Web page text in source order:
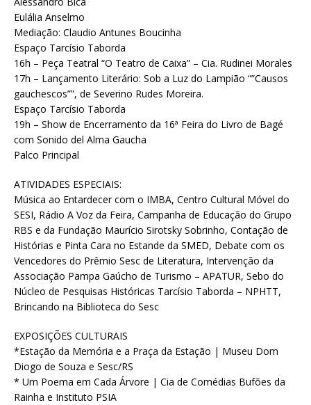
Eulália Anselmo
Mediação: Claudio Antunes Boucinha
Espaço Tarcísio Taborda
16h – Peça Teatral “O Teatro de Caixa” – Cia. Rudinei Morales
17h – Lançamento Literário: Sob a Luz do Lampião “”Causos
gauchescos””, de Severino Rudes Moreira.
Espaço Tarcísio Taborda
19h – Show de Encerramento da 16ª Feira do Livro de Bagé
com Sonido del Alma Gaucha
Palco Principal
ATIVIDADES ESPECIAIS:
Música ao Entardecer com o IMBA, Centro Cultural Móvel do
SESI, Rádio A Voz da Feira, Campanha de Educação do Grupo
RBS e da Fundação Maurício Sirotsky Sobrinho, Contação de
Histórias e Pinta Cara no Estande da SMED, Debate com os
Vencedores do Prêmio Sesc de Literatura, Intervenção da
Associação Pampa Gaúcho de Turismo – APATUR, Sebo do
Núcleo de Pesquisas Históricas Tarcísio Taborda – NPHTT,
Brincando na Biblioteca do Sesc
EXPOSIÇÕES CULTURAIS
*Estação da Memória e a Praça da Estação | Museu Dom
Diogo de Souza e Sesc/RS
* Um Poema em Cada Árvore | Cia de Comédias Bufões da
Rainha e Instituto PSIA